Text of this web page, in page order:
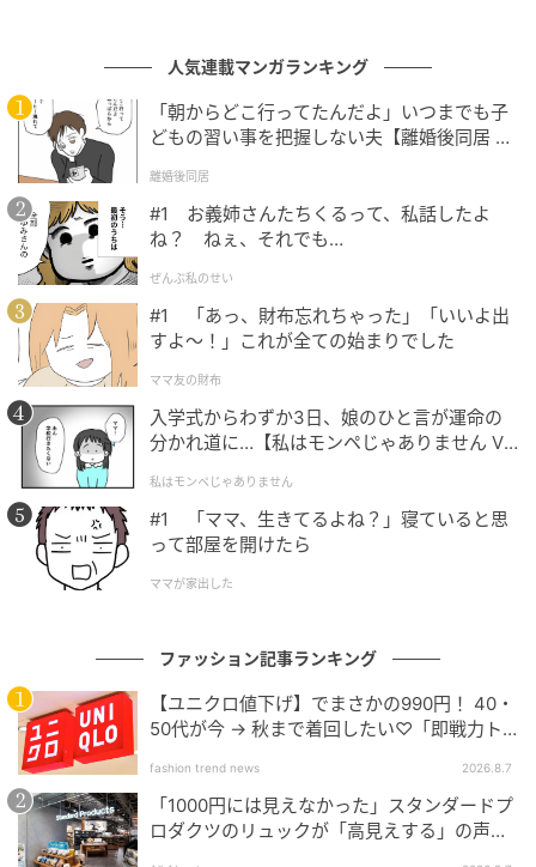
出典:ko様ご提供
ライトグレーのピーナッツUTをグレーのスウェットワ
イドパンツにフロントインした、上下UNIQLOのワン
トーンコーディネート。
ブラックのリブビーニー＆ドローストリングバッグ＆
レースアップシューズで全体を引き締めて。
★4.8の高評価に驚く「UVカットツイルロゴ
キャップ」
この投稿をInstagramで見る
(@8miiiko9)がシェアした投稿
人気連載マンガランキング
「朝からどこ行ってたんだよ」いつまでも子
どもの習い事を把握しない夫【離婚後同居 Vo
離婚後同居
#1 お義姉さんたちくるって、私話したよ
ね？ ねぇ、それでも…
ぜんぶ私のせい
#1 「あっ、財布忘れちゃった」「いいよ出
すよ〜！」これが全ての始まりでした
ママ友の財布
入学式からわずか3日、娘のひと言が運命の
分かれ道に…【私はモンペじゃありません Vo
私はモンペじゃありません
#1 「ママ、生きてるよね？」寝ていると思
って部屋を開けたら
ママが家出した
ファッション記事ランキング
【ユニクロ値下げ】でまさかの990円！ 40・
50代が今 → 秋まで着回したい♡「即戦力ト
fashion trend news 2026.8.7
「1000円には見えなかった」スタンダードプ
ロダクツのリュックが「高見えする」の声。